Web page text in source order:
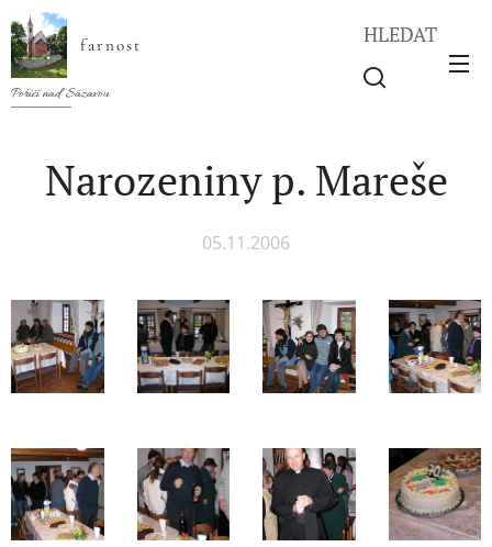
farnost
Poříčí nad Sázavou
HLEDAT
Narozeniny p. Mareše
05.11.2006